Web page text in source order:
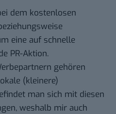
dem kostenlosen
eine auf schnelle
PR-Aktion.
gehören
(kleinere)
man sich mit diesen
weshalb mir auch